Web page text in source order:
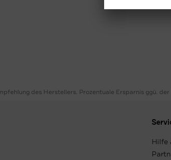
des Herstellers. Prozentuale Ersparnis ggü.
Hilfe